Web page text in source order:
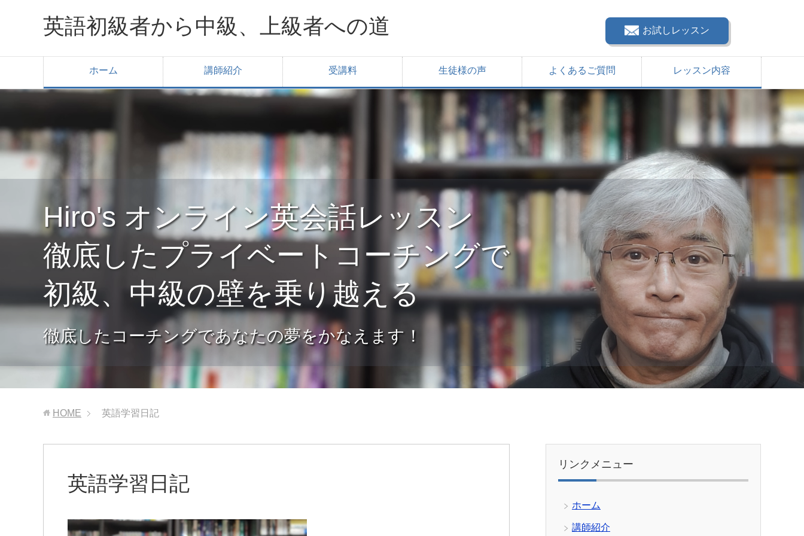
英語初級者から中級、上級者への道 お試しレッスン
ホーム 講師紹介 受講料 生徒様の声 よくあるご質問 レッスン内容
Hiro's オンライン英会話レッスン
徹底したプライベートコーチングで
初級、中級の壁を乗り越える
徹底したコーチングであなたの夢をかなえます！
HOME 英語学習日記
英語学習日記
リンクメニュー
ホーム
講師紹介